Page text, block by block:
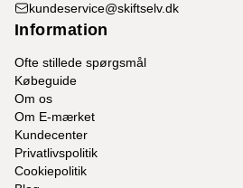
kundeservice@skiftselv.dk
Information
Ofte stillede spørgsmål
Købeguide
Om os
Om E-mærket
Kundecenter
Privatlivspolitik
Cookiepolitik